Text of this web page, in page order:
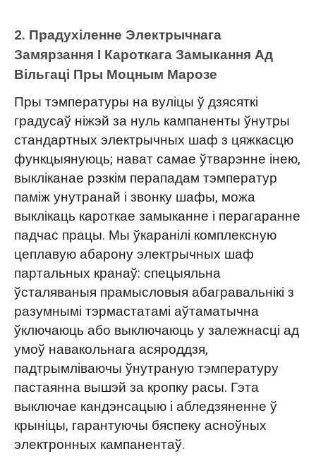
2. Прадухіленне Электрычнага
Замярзання І Кароткага Замыкання Ад
Вільгаці Пры Моцным Марозе
Пры тэмпературы на вуліцы ў дзясяткі
градусаў ніжэй за нуль кампаненты ўнутры
стандартных электрычных шаф з цяжкасцю
функцыянуюць; нават самае ўтварэнне інею,
выкліканае рэзкім перападам тэмператур
паміж унутранай і звонку шафы, можа
выклікаць кароткае замыканне і перагаранне
падчас працы. Мы ўкаранілі комплексную
цеплавую абарону электрычных шаф
партальных кранаў: спецыяльна
ўсталяваныя прамысловыя абагравальнікі з
разумнымі тэрмастатамі аўтаматычна
ўключаюць або выключаюць у залежнасці ад
умоў навакольнага асяроддзя,
падтрымліваючы ўнутраную тэмпературу
пастаянна вышэй за кропку расы. Гэта
выключае кандэнсацыю і абледзяненне ў
крыніцы, гарантуючы бяспеку асноўных
электронных кампанентаў.